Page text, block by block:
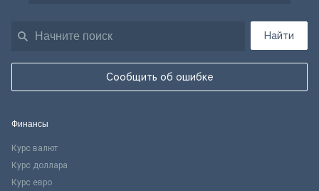
Найти
Сообщить об ошибке
Финансы
Курс валют
Курс доллара
Курс евро